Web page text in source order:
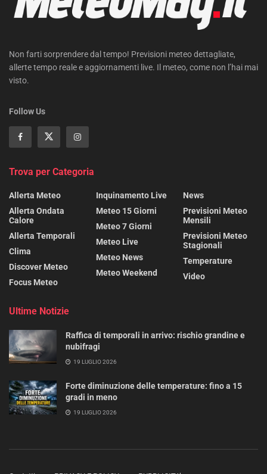
Non farti sorprendere dal tempo! Previsioni meteo dettagliate,
allerte tempo reale e aggiornamenti live. Il meteo, come non l’hai mai
visto.
Follow Us
Trova per Categoria
Allerta Meteo
Allerta Ondata
Calore
Allerta Temporali
Clima
Discover Meteo
Focus Meteo
Inquinamento Live
Meteo 15 Giorni
Meteo 7 Giorni
Meteo Live
Meteo News
Meteo Weekend
News
Previsioni Meteo
Mensili
Previsioni Meteo
Stagionali
Temperature
Video
Ultime Notizie
Raffica di temporali in arrivo: rischio grandine e
nubifragi
19 LUGLIO 2026
Forte diminuzione delle temperature: fino a 15
gradi in meno
19 LUGLIO 2026